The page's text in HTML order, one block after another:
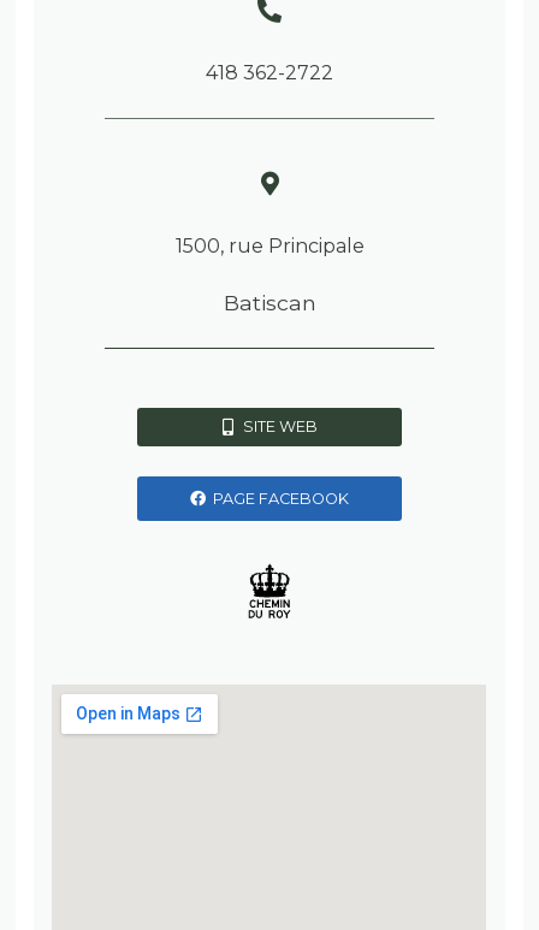
418 362-2722
1500, rue Principale
Batiscan
SITE WEB
PAGE FACEBOOK